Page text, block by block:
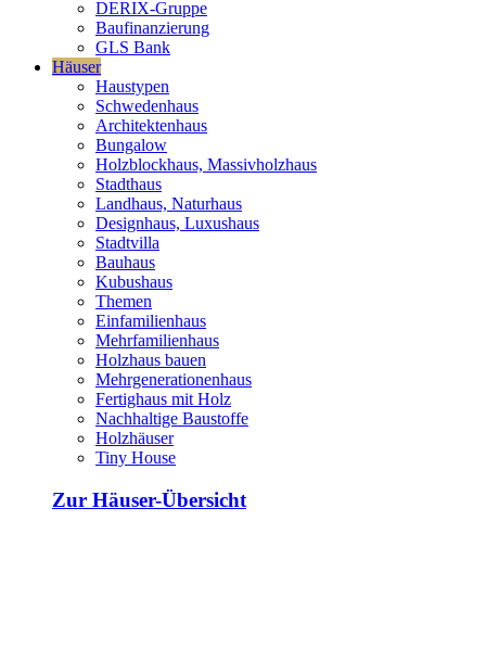
DERIX-Gruppe
Baufinanzierung
GLS Bank
Häuser
Haustypen
Schwedenhaus
Architektenhaus
Bungalow
Holzblockhaus, Massivholzhaus
Stadthaus
Landhaus, Naturhaus
Designhaus, Luxushaus
Stadtvilla
Bauhaus
Kubushaus
Themen
Einfamilienhaus
Mehrfamilienhaus
Holzhaus bauen
Mehrgenerationenhaus
Fertighaus mit Holz
Nachhaltige Baustoffe
Holzhäuser
Tiny House
Zur Häuser-Übersicht